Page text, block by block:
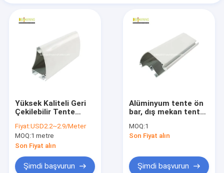
Yüksek Kaliteli Geri
Çekilebilir Tente
Bileşenleri, alu ön
çubuk
Fiyat:USD2.2~2.9/Meter
MOQ:1 metre
Son Fiyat alın
Şimdi başvurun
Alüminyum tente ön
bar, dış mekan tente
satış
MOQ:1
Son Fiyat alın
Şimdi başvurun